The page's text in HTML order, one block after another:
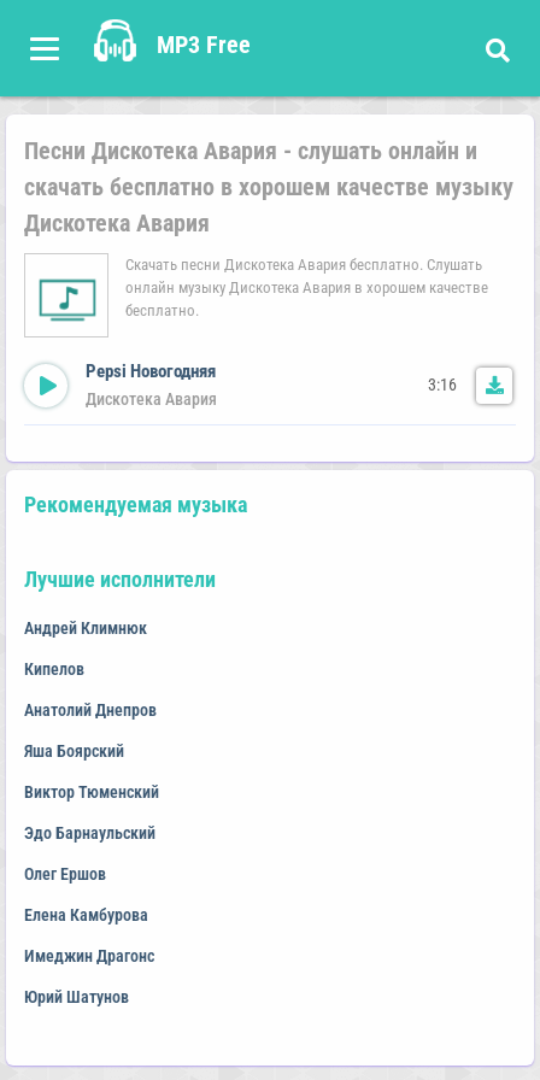
MP3 Free
Песни Дискотека Авария - слушать онлайн и
скачать бесплатно в хорошем качестве музыку
Дискотека Авария
Скачать песни Дискотека Авария бесплатно. Слушать
онлайн музыку Дискотека Авария в хорошем качестве
бесплатно.
Pepsi Новогодняя
Дискотека Авария
3:16
Рекомендуемая музыка
Лучшие исполнители
Андрей Климнюк
Кипелов
Анатолий Днепров
Яша Боярский
Виктор Тюменский
Эдо Барнаульский
Олег Ершов
Елена Камбурова
Имеджин Драгонс
Юрий Шатунов